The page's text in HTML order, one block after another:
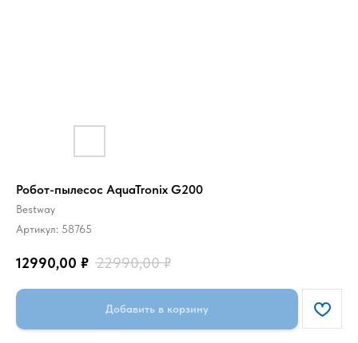
Робот-пылесос AquaTronix G200
Bestway
Артикул: 58765
12990,00 ₽ 22990,00 ₽
Добавить в корзину